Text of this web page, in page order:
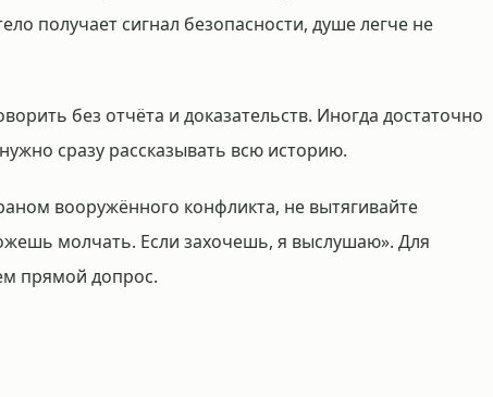
получает сигнал безопасности, душе легче не
без отчёта и доказательств. Иногда достаточно
сразу рассказывать всю историю.
вооружённого конфликта, не вытягивайте
молчать. Если захочешь, я выслушаю». Для
прямой допрос.